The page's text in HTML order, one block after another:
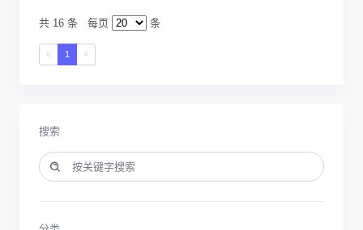
共 16 条 每页 条
« 1 »
搜索